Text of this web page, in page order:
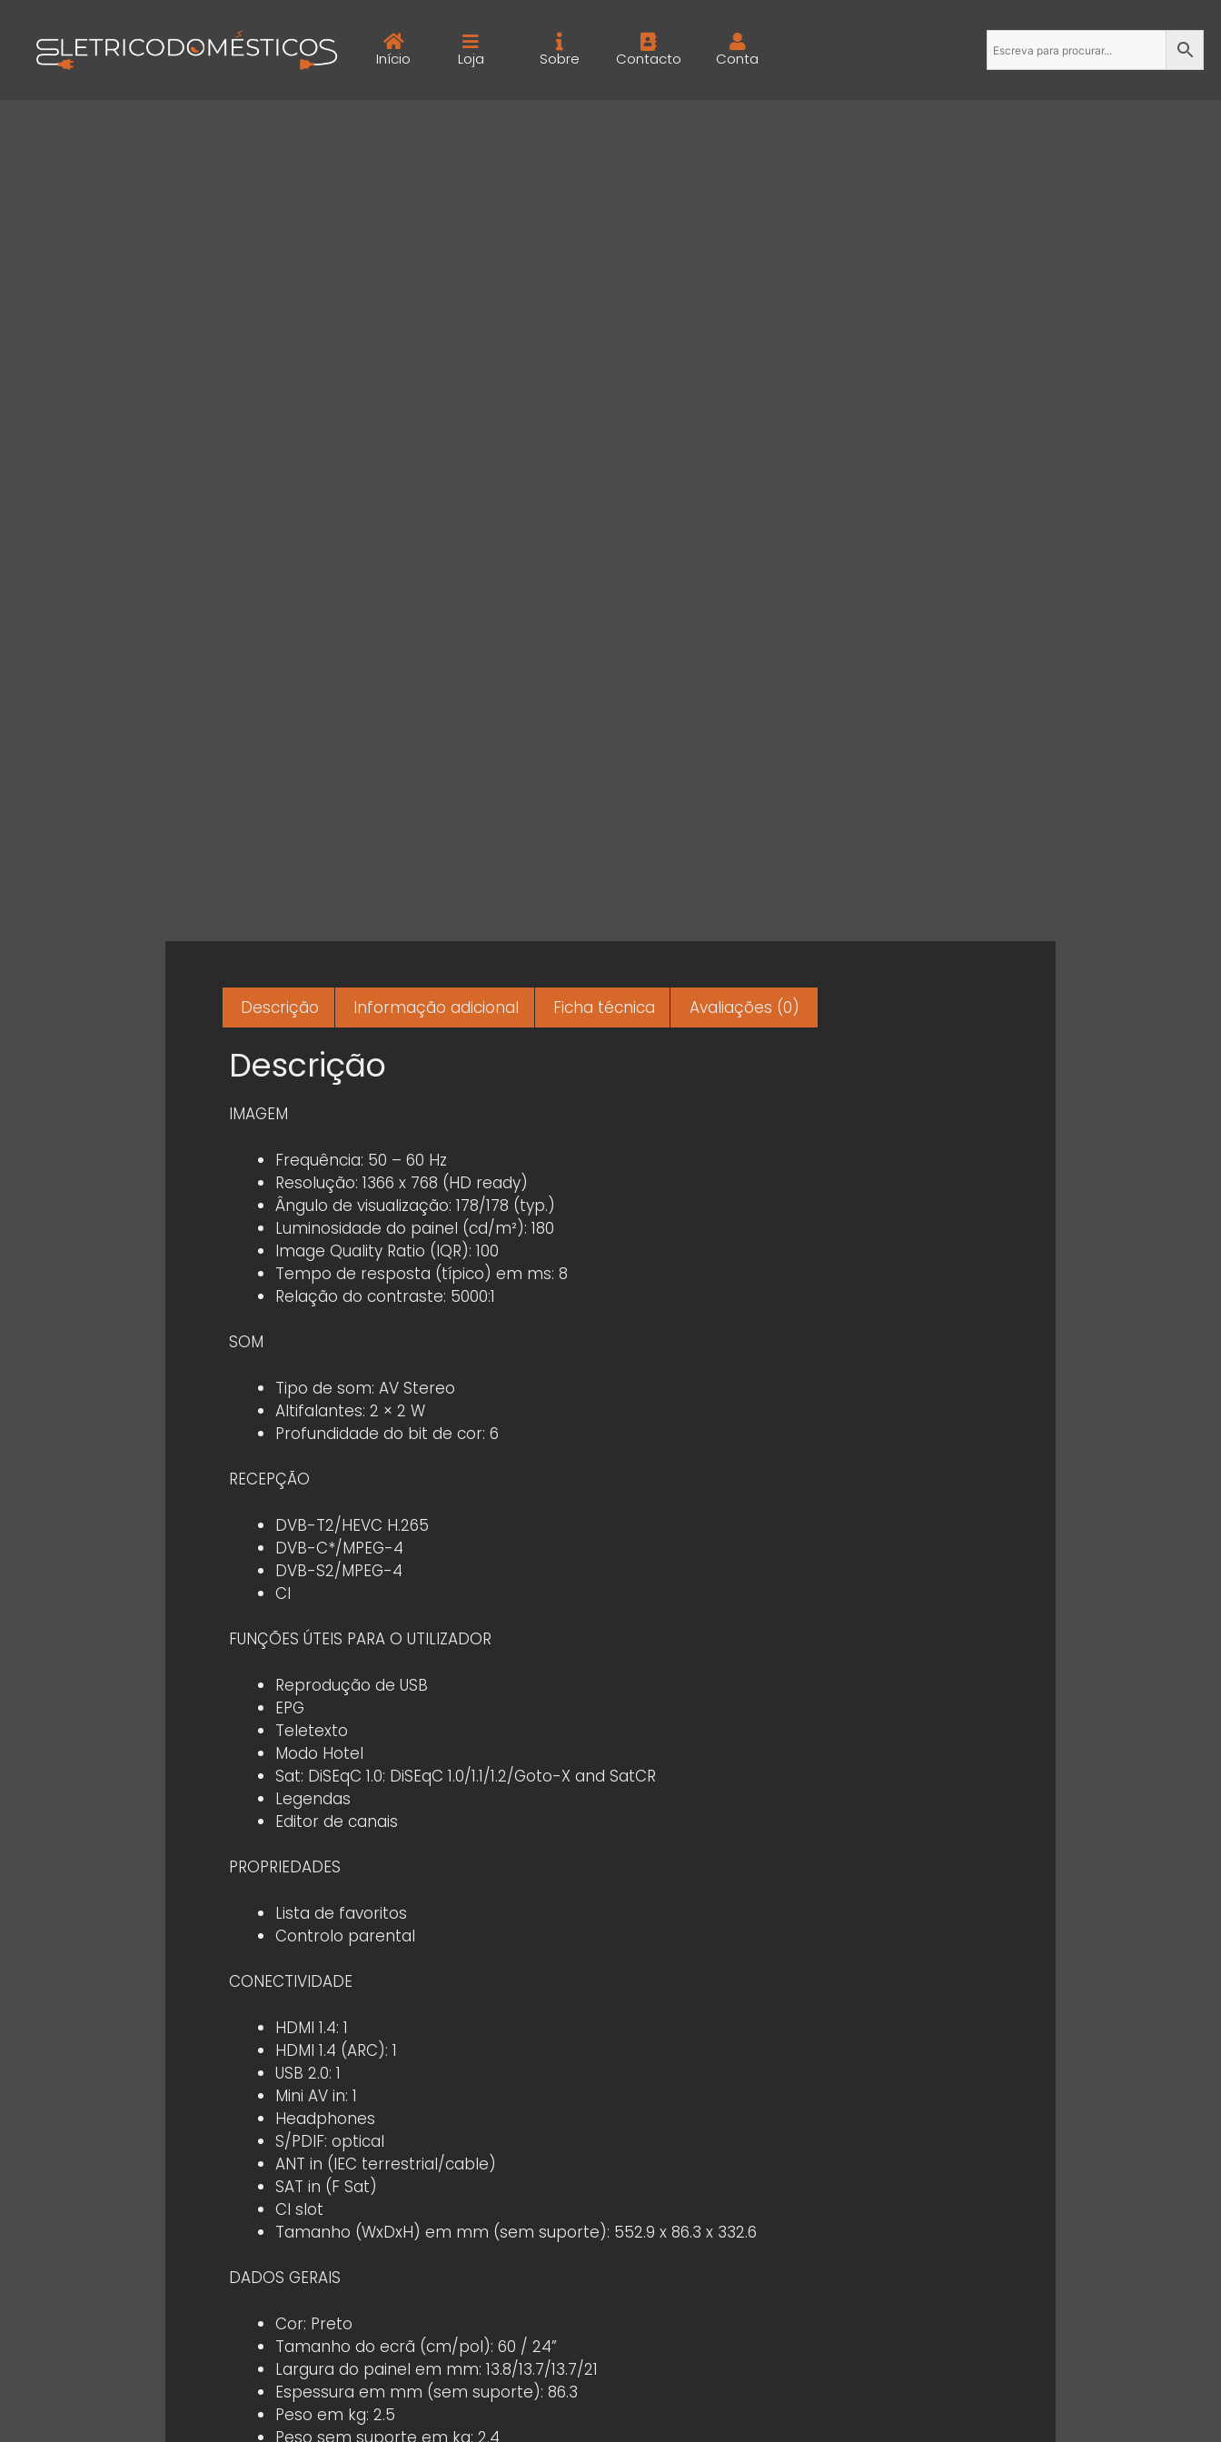
Início Loja Sobre Contacto Conta
Descrição Informação adicional Ficha técnica Avaliações (0)
Descrição
IMAGEM
Frequência: 50 – 60 Hz
Resolução: 1366 x 768 (HD ready)
Ângulo de visualização: 178/178 (typ.)
Luminosidade do painel (cd/m²): 180
Image Quality Ratio (IQR): 100
Tempo de resposta (típico) em ms: 8
Relação do contraste: 5000:1
SOM
Tipo de som: AV Stereo
Altifalantes: 2 × 2 W
Profundidade do bit de cor: 6
RECEPÇÃO
DVB-T2/HEVC H.265
DVB-C*/MPEG-4
DVB-S2/MPEG-4
CI
FUNÇÕES ÚTEIS PARA O UTILIZADOR
Reprodução de USB
EPG
Teletexto
Modo Hotel
Sat: DiSEqC 1.0: DiSEqC 1.0/1.1/1.2/Goto-X and SatCR
Legendas
Editor de canais
PROPRIEDADES
Lista de favoritos
Controlo parental
CONECTIVIDADE
HDMI 1.4: 1
HDMI 1.4 (ARC): 1
USB 2.0: 1
Mini AV in: 1
Headphones
S/PDIF: optical
ANT in (IEC terrestrial/cable)
SAT in (F Sat)
CI slot
Tamanho (WxDxH) em mm (sem suporte): 552.9 x 86.3 x 332.6
DADOS GERAIS
Cor: Preto
Tamanho do ecrã (cm/pol): 60 / 24”
Largura do painel em mm: 13.8/13.7/13.7/21
Espessura em mm (sem suporte): 86.3
Peso em kg: 2.5
Peso sem suporte em kg: 2.4